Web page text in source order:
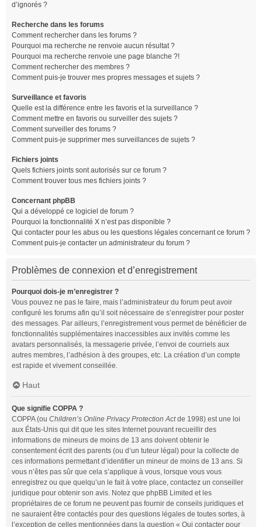
d’ignorés ?
Recherche dans les forums
Comment rechercher dans les forums ?
Pourquoi ma recherche ne renvoie aucun résultat ?
Pourquoi ma recherche renvoie une page blanche ?!
Comment rechercher des membres ?
Comment puis-je trouver mes propres messages et sujets ?
Surveillance et favoris
Quelle est la différence entre les favoris et la surveillance ?
Comment mettre en favoris ou surveiller des sujets ?
Comment surveiller des forums ?
Comment puis-je supprimer mes surveillances de sujets ?
Fichiers joints
Quels fichiers joints sont autorisés sur ce forum ?
Comment trouver tous mes fichiers joints ?
Concernant phpBB
Qui a développé ce logiciel de forum ?
Pourquoi la fonctionnalité X n’est pas disponible ?
Qui contacter pour les abus ou les questions légales concernant ce forum ?
Comment puis-je contacter un administrateur du forum ?
Problèmes de connexion et d’enregistrement
Pourquoi dois-je m’enregistrer ?
Vous pouvez ne pas le faire, mais l’administrateur du forum peut avoir
configuré les forums afin qu’il soit nécessaire de s’enregistrer pour poster
des messages. Par ailleurs, l’enregistrement vous permet de bénéficier de
fonctionnalités supplémentaires inaccessibles aux invités comme les
avatars personnalisés, la messagerie privée, l’envoi de courriels aux
autres membres, l’adhésion à des groupes, etc. La création d’un compte
est rapide et vivement conseillée.
Haut
Que signifie COPPA ?
COPPA (ou Children’s Online Privacy Protection Actde 1998) est une loi
aux États-Unis qui dit que les sites Internet pouvant recueillir des
informations de mineurs de moins de 13 ans doivent obtenir le
consentement écrit des parents (ou d’un tuteur légal) pour la collecte de
ces informations permettant d’identifier un mineur de moins de 13 ans. Si
vous n’êtes pas sûr que cela s’applique à vous, lorsque vous vous
enregistrez ou que quelqu’un le fait à votre place, contactez un conseiller
juridique pour obtenir son avis. Notez que phpBB Limited et les
propriétaires de ce forum ne peuvent pas fournir de conseils juridiques et
ne sauraient être contactés pour des questions légales de toutes sortes, à
l’exception de celles mentionnées dans la question « Qui contacter pour